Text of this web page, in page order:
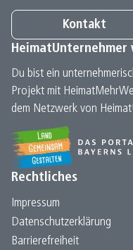
Kontakt
HeimatUnternehmer
Du bist ein
Projekt mit
dem Netzwerk von
Rechtliches
Impressum
Datenschutz­erklärung
Barrierefreiheit